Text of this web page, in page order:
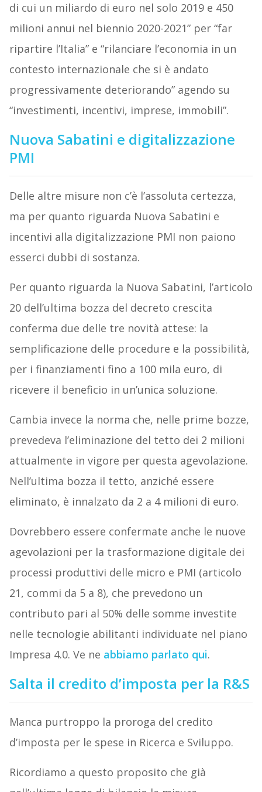
di cui un miliardo di euro nel solo 2019 e 450
milioni annui nel biennio 2020-2021” per “far
ripartire l’Italia” e “rilanciare l’economia in un
contesto internazionale che si è andato
progressivamente deteriorando” agendo su
“investimenti, incentivi, imprese, immobili”.
Nuova Sabatini e digitalizzazione
PMI
Delle altre misure non c’è l’assoluta certezza,
ma per quanto riguarda Nuova Sabatini e
incentivi alla digitalizzazione PMI non paiono
esserci dubbi di sostanza.
Per quanto riguarda la Nuova Sabatini, l’articolo
20 dell’ultima bozza del decreto crescita
conferma due delle tre novità attese: la
semplificazione delle procedure e la possibilità,
per i finanziamenti fino a 100 mila euro, di
ricevere il beneficio in un’unica soluzione.
Cambia invece la norma che, nelle prime bozze,
prevedeva l’eliminazione del tetto dei 2 milioni
attualmente in vigore per questa agevolazione.
Nell’ultima bozza il tetto, anziché essere
eliminato, è innalzato da 2 a 4 milioni di euro.
Dovrebbero essere confermate anche le nuove
agevolazioni per la trasformazione digitale dei
processi produttivi delle micro e PMI (articolo
21, commi da 5 a 8), che prevedono un
contributo pari al 50% delle somme investite
nelle tecnologie abilitanti individuate nel piano
Impresa 4.0. Ve ne abbiamo parlato qui.
Salta il credito d’imposta per la R&S
Manca purtroppo la proroga del credito
d’imposta per le spese in Ricerca e Sviluppo.
Ricordiamo a questo proposito che già